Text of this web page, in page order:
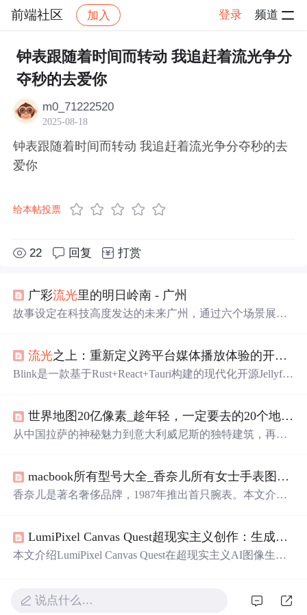
前端社区 加入 登录 频道
社区 前端社区 感慨 帖子详情
钟表跟随着时间而转动 我追赶着流光争分
夺秒的去爱你
m0_71222520
2025-08-18
钟表跟随着时间而转动 我追赶着流光争分夺秒的去
爱你
给本帖投票
22 回复 打赏
广彩流光里的明日岭南 - 广州
故事设定在科技高度发达的未来广州，通过六个场景展现
出传统与未来共生的奇幻画卷。
流光之上：重新定义跨平台媒体播放体验的开源革命
Blink是一款基于Rust+React+Tauri构建的现代化开源Jellyfin
全平台兼容、多设备进度同步、音频直通、自动帧率匹
配、Vim快捷键、自定义播放配置及Jellyfin服务器集群管理
世界地图20亿像素_趁年轻，一定要去的20个地方！再不疯狂你就老了！
从中国拉萨的神秘魅力到意大利威尼斯的独特建筑，再到
载着丰富的历史文化，是旅行者的理想目的地。
macbook所有型号大全_香奈儿所有女士手表图_香奈儿手表型号大全_香奈儿手表型号在哪看...
香奈儿是著名奢侈品牌，1987年推出首只腕表。本文介绍
手表发展历程，其腕表均由瑞士拉夏德芳的工厂制作。LumiPixel Canvas Quest超现实主义创作：生成融合自然与机械的赛博格人像
本文介绍LumiPixel Canvas Quest在超现实主义AI图像生成
水晶心脏祭司等），剖析三大技术亮点：有机融合机制、
说点什么…